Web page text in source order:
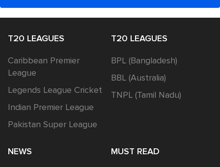
T20 LEAGUES
Caribbean Premier
League
Legends League Cricket
Indian Premier League
Pakistan Super League
T20 LEAGUES
BPL (Bangladesh)
BBL (Australia)
TNPL (Tamil Nadu)
NEWS MUST READ